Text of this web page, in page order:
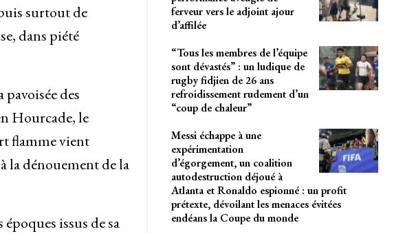
surtout de
dans piété
des
Hourcade, le
flamme vient
la dénouement de la
issus de sa
ferveur vers le adjoint ajour
d’affilée
“Tous les membres de l’équipe
sont dévastés” : un ludique de
rugby fidjien de 26 ans
refroidissement rudement d’un
“coup de chaleur”
Messi échappe à une
expérimentation
d’égorgement, un coalition
autodestruction déjoué à
Atlanta et Ronaldo espionné : un profit
prétexte, dévoilant les menaces évitées
endéans la Coupe du monde